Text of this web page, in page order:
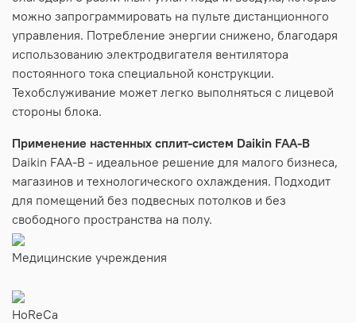
можно запрограммировать на пульте дистанционного
управления. Потребление энергии снижено, благодаря
использованию электродвигателя вентилятора
постоянного тока специальной конструкции.
Техобслуживание может легко выполняться с лицевой
стороны блока.
Применение настенных сплит-систем Daikin FAA-B
Daikin FAA-B - идеальное решение для малого бизнеса,
магазинов и технологического охлаждения. Подходит
для помещений без подвесных потолков и без
свободного пространства на полу.
Медицинские учреждения
HoReCa